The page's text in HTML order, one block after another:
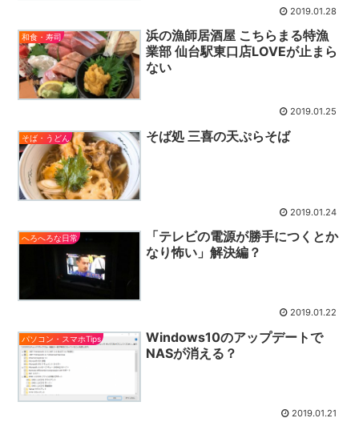
2019.01.28
和食・寿司
浜の漁師居酒屋 こちらまる特漁
業部 仙台駅東口店LOVEが止まら
ない
2019.01.25
そば・うどん そば処 三喜の天ぷらそば
2019.01.24
へろへろな日常
「テレビの電源が勝手につくとか
なり怖い」解決編？
2019.01.22
パソコン・スマホTips
Windows10のアップデートで
NASが消える？
2019.01.21